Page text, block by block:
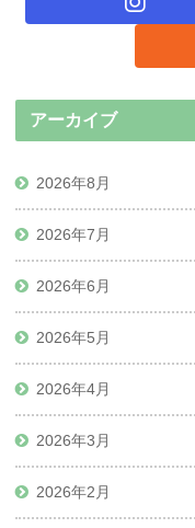
アーカイブ
2026年8月
2026年7月
2026年6月
2026年5月
2026年4月
2026年3月
2026年2月